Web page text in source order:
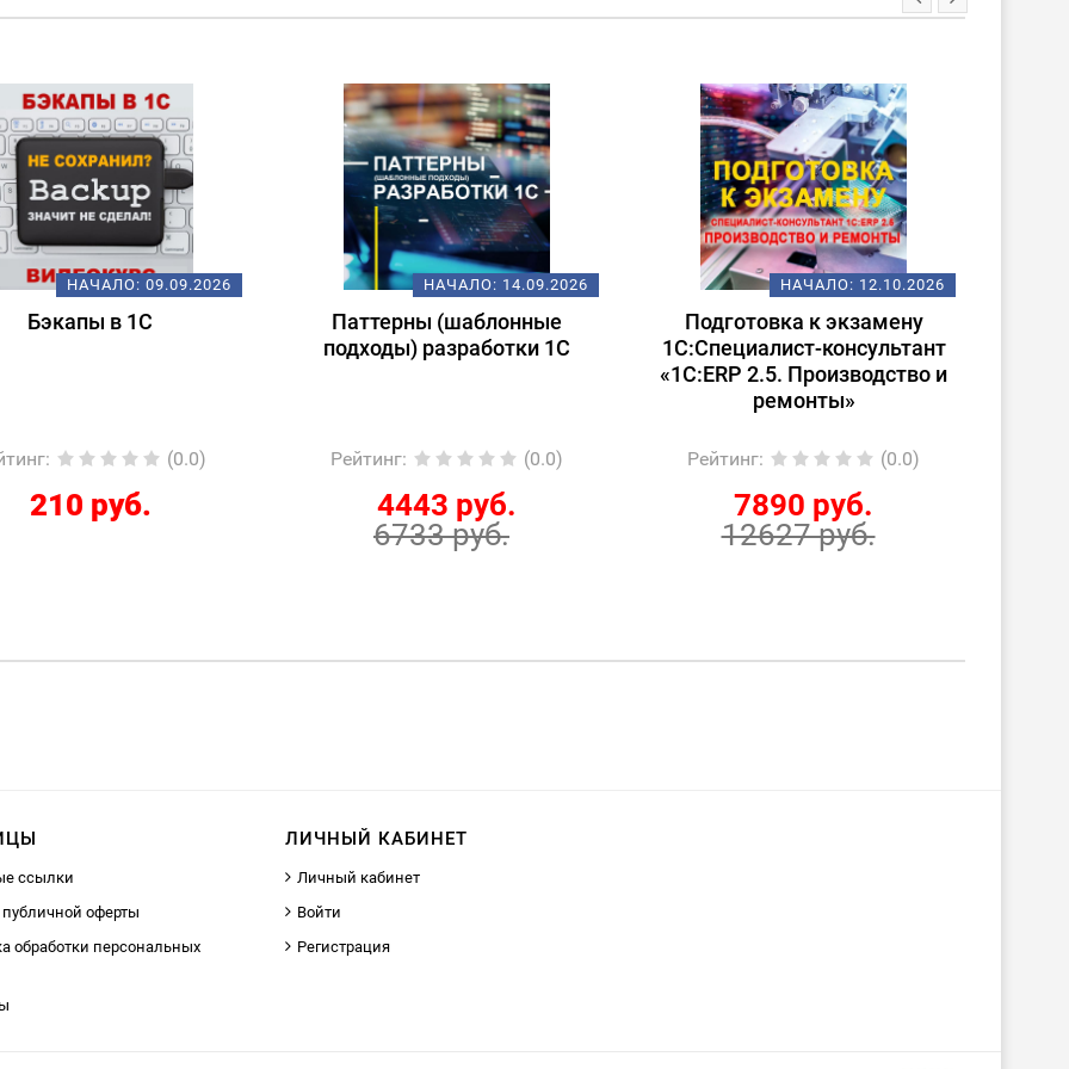
НАЧАЛО:14.09.2026
(шаблонные
: (0.0)
4443 руб.
НАЧАЛО:12.10.2026
Подготовка к экзамену
1С:Специалист-консультант
Рейтинг : (0.0)
7890 руб.
12627 руб.
НАЧАЛО:19.10.2026
Подготовка к экзамену
1С:Специалист по платформе
Рейтинг : (0.0)
15000 руб.
ссылки
публичной оферты
обработки персональных
ЛИЧНЫЙ КАБИНЕТ
Личный кабинет
Войти
Регистрация